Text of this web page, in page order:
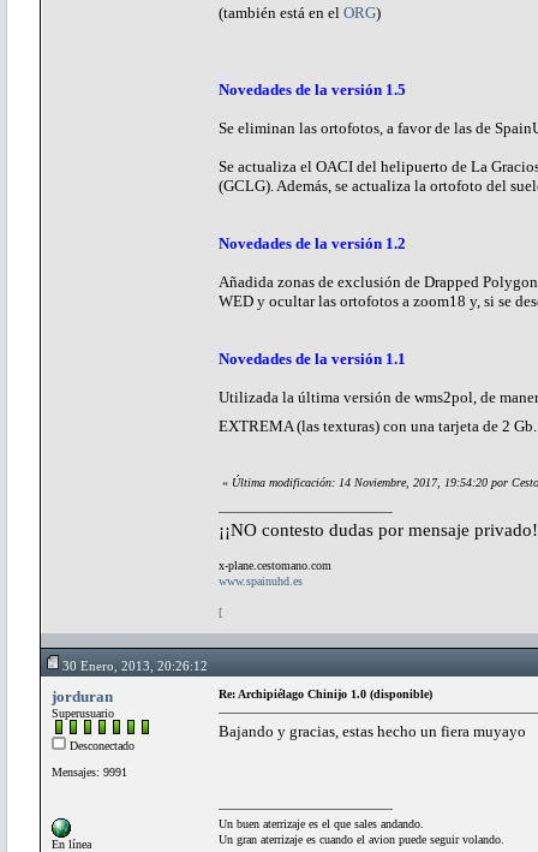
(también está en el ORG)
Novedades de la versión 1.5
Se eliminan las ortofotos, a favor de las de
Se actualiza el OACI del helipuerto de La
(GCLG). Además, se actualiza la ortofoto del
Novedades de la versión 1.2
Añadida zonas de exclusión de Drapped
WED y ocultar las ortofotos a zoom18 y, si se
Novedades de la versión 1.1
Utilizada la última versión de wms2pol, de
EXTREMA (las texturas) con una tarjeta de 2
« Última modificación: 14 Noviembre, 2017, 19:54:20 por
¡¡NO contesto dudas por mensaje
x-plane.cestomano.com
www.spainuhd.es
[
30 Enero, 2013, 20:26:12
jorduran
Superusuario
Desconectado
Mensajes: 9991
En línea
Re: Archipiélago Chinijo 1.0 (disponible)
Bajando y gracias, estas hecho un fiera muyayo
Un buen aterrizaje es el que sales andando.
Un gran aterrizaje es cuando el avion puede seguir volando.